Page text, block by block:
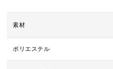
素材
ポリエステル